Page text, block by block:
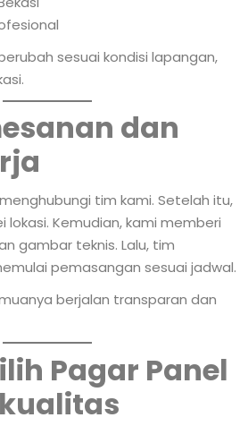
sesuai kondisi lapangan,
dan
tim kami. Setelah itu,
lokasi. Kemudian, kami memberi
gambar teknis. Lalu, tim
pemasangan sesuai jadwal.
berjalan transparan dan
Pagar Panel